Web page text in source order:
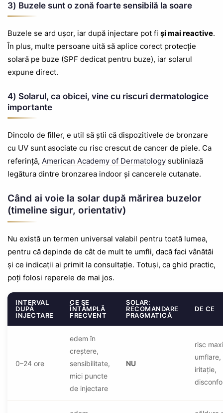
3) Buzele sunt o zonă foarte sensibilă la soare
Buzele se ard ușor, iar după injectare pot fi și mai reactive.
În plus, multe persoane uită să aplice corect protecție
solară pe buze (SPF dedicat pentru buze), iar solarul
expune direct.
4) Solarul, ca obicei, vine cu riscuri dermatologice
importante
Dincolo de filler, e util să știi că dispozitivele de bronzare
cu UV sunt asociate cu risc crescut de cancer de piele. Ca
referință, American Academy of Dermatology subliniază
legătura dintre bronzarea indoor și cancerele cutanate.
Când ai voie la solar după mărirea buzelor
(timeline sigur, orientativ)
Nu există un termen universal valabil pentru toată lumea,
pentru că depinde de cât de mult te umfli, dacă faci vânătăi
și ce indicații ai primit la consultație. Totuși, ca ghid practic,
poți folosi reperele de mai jos.
INTERVAL
DUPĂ
INJECTARE
CE SE
ÎNTÂMPLĂ
FRECVENT
SOLAR:
RECOMANDARE
PRAGMATICĂ
DE CE
0–24 ore
edem în
creștere,
sensibilitate,
mici puncte
de injectare
NU
risc
umflare,
iritație,